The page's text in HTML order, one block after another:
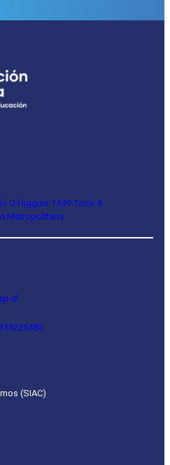
O’Higgins 1449 Torre 4
Metropolitana.
233225485
(SIAC)